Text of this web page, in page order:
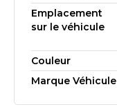
Emplacement
sur le véhicule
Couleur
Marque Véhicule